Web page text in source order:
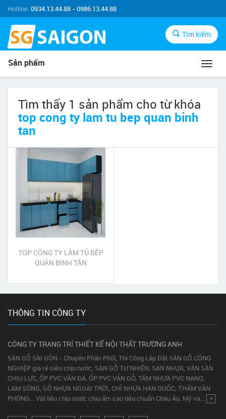
Hotline:0934.13.44.88 - 0986.13.44.88
Tìm kiếm
Sản phẩm
Tìm thấy 1 sản phẩm cho từ khóa
top cong ty lam tu bep quan binh
tan
TOP CÔNG TY LÀM TỦ BẾP
QUẬN BÌNH TÂN
THÔNG TIN CÔNG TY
CÔNG TY TRANG TRÍ THIẾT KẾ NỘI THẤT TRƯỜNG ANH
SÀN GỖ SÀI GÒN - Chuyên Phân Phối, Thi Công Lắp Đặt SÀN GỖ CÔNG
NGHIỆP giá rẻ siêu chịu nước, SÀN GỖ TỰ NHIÊN, SÀN NHỰA, VÁN SÀN
CHỊU LỰC, ỐP PVC VÂN ĐÁ, ỐP PVC VÂN GỖ, TẤM NHỰA PVC NANO,
LAM SÓNG, GỖ NHỰA NGOÀI TRỜI, CHỈ NHỰA HÀN QUỐC, THẢM VĂN
PHÒNG... Vật liệu chịu nước chịu ẩm cao tiêu chuẩn Châu Âu, Mỹ và... +